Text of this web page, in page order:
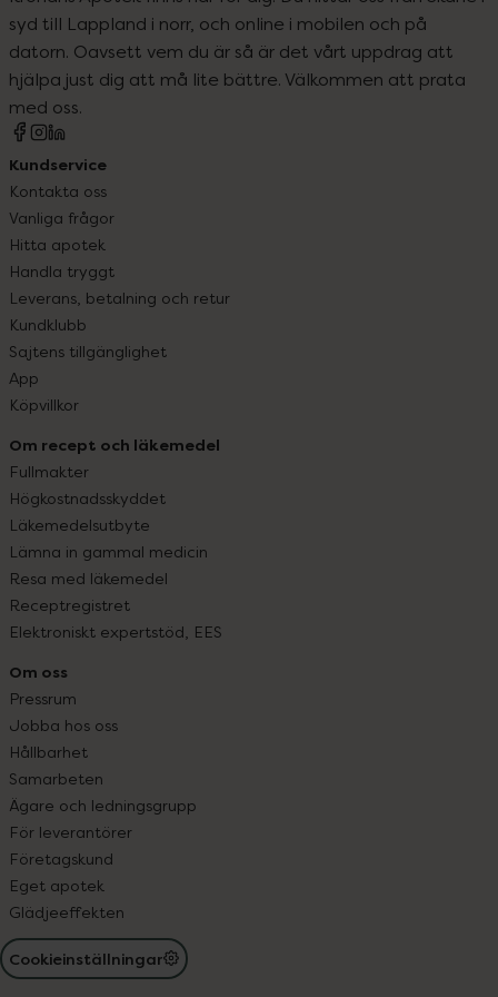
syd till Lappland i norr, och online i mobilen och på
datorn. Oavsett vem du är så är det vårt uppdrag att
hjälpa just dig att må lite bättre. Välkommen att prata
med oss.
Kundservice
Kontakta oss
Vanliga frågor
Hitta apotek
Handla tryggt
Leverans, betalning och retur
Kundklubb
Sajtens tillgänglighet
App
Köpvillkor
Om recept och läkemedel
Fullmakter
Högkostnadsskyddet
Läkemedelsutbyte
Lämna in gammal medicin
Resa med läkemedel
Receptregistret
Elektroniskt expertstöd, EES
Om oss
Pressrum
Jobba hos oss
Hållbarhet
Samarbeten
Ägare och ledningsgrupp
För leverantörer
Företagskund
Eget apotek
Glädjeeffekten
Cookieinställningar